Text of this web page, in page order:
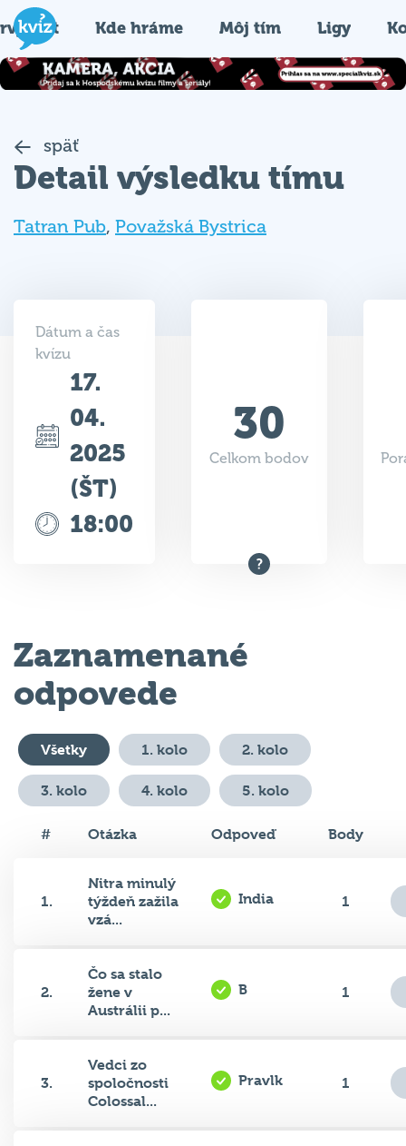
Kde hráme Môj tím Ligy
späť
Detail výsledku tímu
Tatran Pub, Považská Bystrica
Dátum a čas
kvízu
17.
04.
2025
(ŠT)
18:00
30
Celkom bodov
Zaznamenané
odpovede
Všetky 1. kolo 2. kolo
3. kolo 4. kolo 5. kolo
# Otázka Odpoveď Body
1.
Nitra minulý
týždeň zažila
vzá...
India 1
2.
Čo sa stalo
žene v
Austrálii p...
B 1
3.
Vedci zo
spoločnosti
Colossal...
Pravlk 1